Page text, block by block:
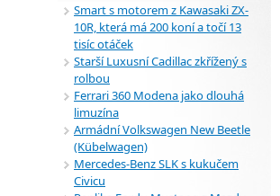
Smart s motorem z Kawasaki ZX-
10R, která má 200 koní a točí 13
tisíc otáček
Starší Luxusní Cadillac zkřížený s
rolbou
Ferrari 360 Modena jako dlouhá
limuzína
Armádní Volkswagen New Beetle
(Kübelwagen)
Mercedes-Benz SLK s kukučem
Civicu